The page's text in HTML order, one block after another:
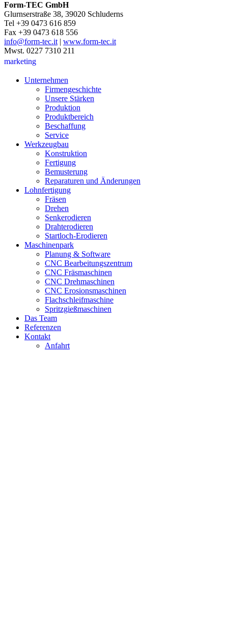
Form-TEC GmbH
Glurnserstraße 38, 39020 Schluderns
Tel +39 0473 616 859
Fax +39 0473 618 556
info@form-tec.it| www.form-tec.it
Mwst. 0227 7310 211
marketing
Unternehmen
Firmengeschichte
Unsere Stärken
Produktion
Produktbereich
Beschaffung
Service
Werkzeugbau
Konstruktion
Fertigung
Bemusterung
Reparaturen und Änderungen
Lohnfertigung
Fräsen
Drehen
Senkerodieren
Drahterodieren
Startloch-Erodieren
Maschinenpark
Planung & Software
CNC Bearbeitungszentrum
CNC Fräsmaschinen
CNC Drehmaschinen
CNC Erosionsmaschinen
Flachschleifmaschine
Spritzgießmaschinen
Das Team
Referenzen
Kontakt
Anfahrt